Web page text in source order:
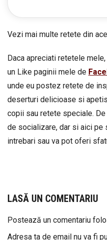
Vezi mai multe retete din
Daca apreciati retetele
un Like paginii mele de
unde eu postez retete de
deserturi delicioase si
copii sau retete speciale.
de socializare, dar si aici pe
intrebari sau va pot oferi
LASĂ UN COMENTARIU
Postează un comentariu
Adresa ta de email nu va fi